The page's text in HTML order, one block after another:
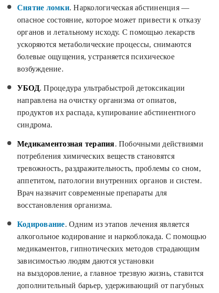
Снятие ломки. Наркологическая абстиненция —
опасное состояние, которое может привести к отказу
органов и летальному исходу. С помощью лекарств
ускоряются метаболические процессы, снимаются
болевые ощущения, устраняется психическое
возбуждение.
УБОД. Процедура ультрабыстрой детоксикации
направлена на очистку организма от опиатов,
продуктов их распада, купирование абстинентного
синдрома.
Медикаментозная терапия. Побочными действиями
потребления химических веществ становятся
тревожность, раздражительность, проблемы со сном,
аппетитом, патологии внутренних органов и систем.
Врач назначит современные препараты для
восстановления организма.
Кодирование. Одним из этапов лечения является
алкогольное кодирование и наркоблокада. С помощью
медикаментов, гипнотических методов страдающим
зависимостью людям даются установки
на выздоровление, а главное трезвую жизнь, ставится
дополнительный барьер, удерживающий от пагубных